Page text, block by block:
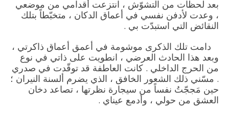
بعد لحظات من التشوّش ، انتزعت أقدامي من موضعي
، وعدت لأدفن نفسي في أعماق الدكان ، متخبّطاً بتلك
النقائض التي استبدّت بي .
دامت تلك الذكرى موشومة في أعمق أعماق ذاكرتي ،
وبعد هذا الحادث العرضي ، انطويت على ذاتي في نوع
من الحرج الداخلي . كانت العاطفة قد توقّدت في صدري
. مسّني ذلك الشعور الخافق ، الذي يضرم ألسنة النيران ؛
حين مَججّتُ نفساً من سيجارة نظرتها ، تصاعد دخان
العشق من حولي ، وأدمع عيناي .